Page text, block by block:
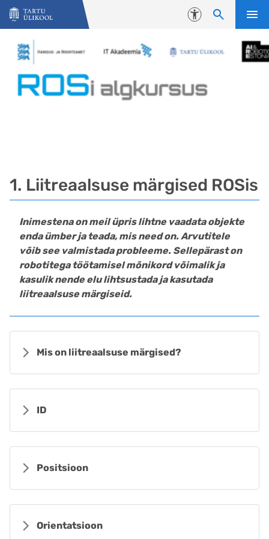
Liigu edasi põhisisu juurde
Juurdepääsetavus
1. Liitreaalsuse märgised ROSis
Inimestena on meil üpris lihtne vaadata objekte
enda ümber ja teada, mis need on. Arvutitele
võib see valmistada probleeme. Sellepärast on
robotitega töötamisel mõnikord võimalik ja
kasulik nende elu lihtsustada ja kasutada
liitreaalsuse märgiseid.
Mis on liitreaalsuse märgised?
ID
Positsioon
Orientatsioon